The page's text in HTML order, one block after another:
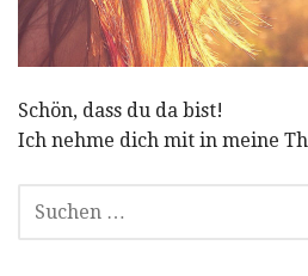
Schön, dass du da bist!
Ich nehme dich mit in meine
SUCHEN
NACH: